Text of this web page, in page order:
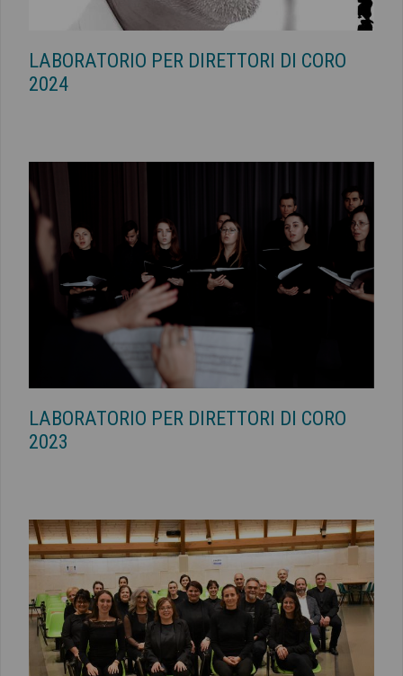
LABORATORIO PER DIRETTORI DI CORO
2024
LABORATORIO PER DIRETTORI DI CORO
2023